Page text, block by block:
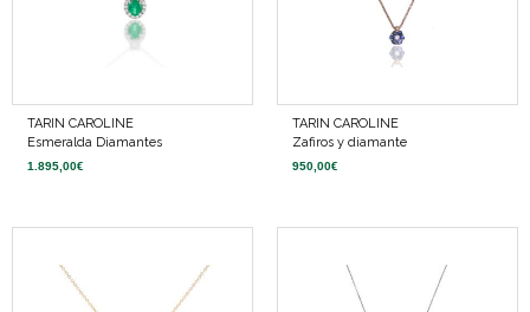
TARIN CAROLINE
Esmeralda Diamantes
1.895,00€
TARIN CAROLINE
Zafiros y diamante
950,00€